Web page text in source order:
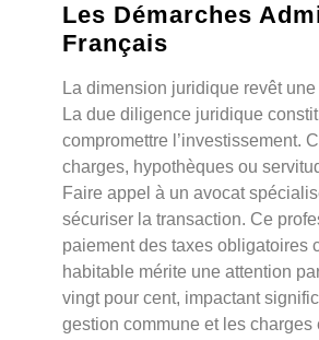
Les Démarches
Français
La dimension juridique revêt
La due diligence juridique
compromettre l’investissement.
charges, hypothèques ou
Faire appel à un avocat
sécuriser la transaction. Ce
paiement des taxes obligatoires
habitable mérite une attention
vingt pour cent, impactant
gestion commune et les